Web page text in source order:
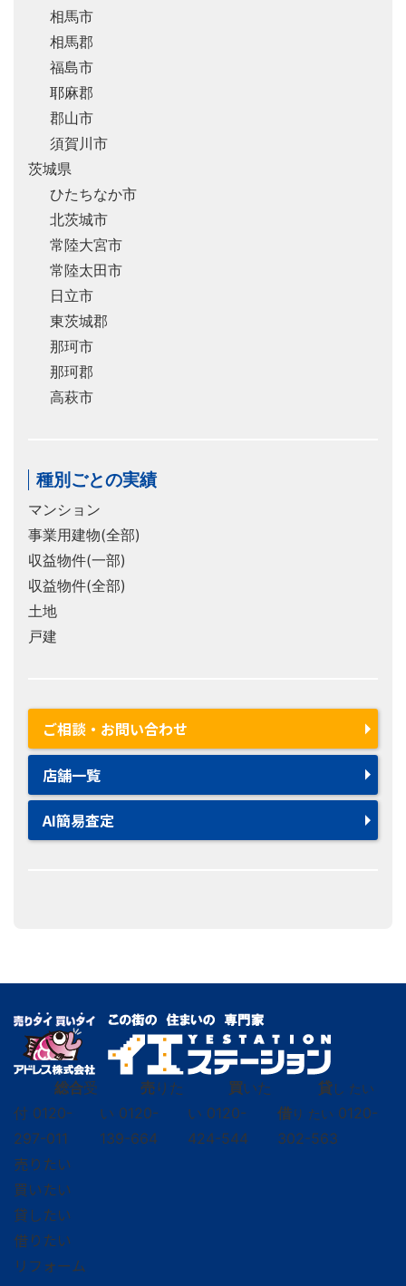
相馬市
相馬郡
福島市
耶麻郡
郡山市
須賀川市
茨城県
ひたちなか市
北茨城市
常陸大宮市
常陸太田市
日立市
東茨城郡
那珂市
那珂郡
高萩市
種別ごとの実績
マンション
事業用建物(全部)
収益物件(一部)
収益物件(全部)
土地
戸建
ご相談・お問い合わせ
店舗一覧
AI簡易査定
総合受
付 0120-
297-011
売りた
い 0120-
139-664
買いた
い 0120-
424-544
貸し たい
借り たい 0120-
302-563
売りたい
買いたい
貸したい
借りたい
リフォーム